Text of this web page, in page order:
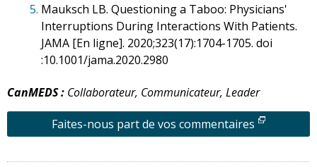
5. Mauksch LB. Questioning a Taboo: Physicians'
Interruptions During Interactions With Patients.
JAMA [En ligne]. 2020;323(17):1704-1705. doi
:10.1001/jama.2020.2980
CanMEDS : Collaborateur, Communicateur, Leader
Faites-nous part de vos commentaires